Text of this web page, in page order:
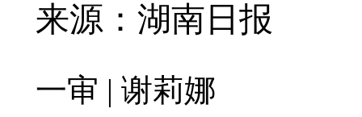
来源：湖南日报
一审 | 谢莉娜